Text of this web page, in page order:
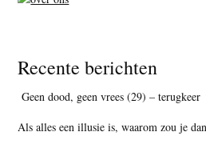
Recente berichten
Geen dood, geen vrees (29) – terugkeer
Als alles een illusie is, waarom zou je